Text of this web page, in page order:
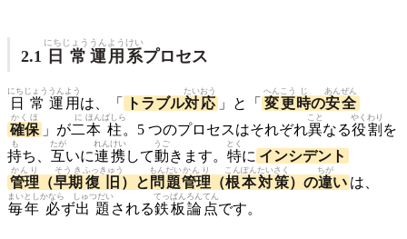
2.1 日常
にちじょう
運用
うんよう
系
けい
プロセス
日常
にちじょう
運用
うんよう
は、「 トラブル対応
たいおう
」と「 変更
へんこう
時
じ
の安全
あんぜん
確保
かくほ
」が二
に
本
ほん
柱
ばしら
。5 つのプロセスはそれぞれ異
こと
なる役割
やくわり
を
持
も
ち、 互
たが
いに連携
れんけい
して動
うご
きます。 特
とく
に インシデント
管理
かんり
（早期
そうき
復旧
ふっきゅう
）と 問題
もんだい
管理
かんり
（根本
こんぽん
対策
たいさく
）の違
ちが
い は、
毎年
まいとし
必
かなら
ず出題
しゅつだい
される鉄板
てっぱん
論点
ろんてん
です。